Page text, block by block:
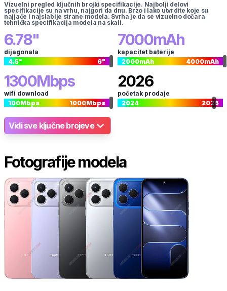
Vizuelni pregled ključnih brojki specifikacije. Najbolji delovi
specifikacije su na vrhu, najgori da dnu. Brzo i lako utvrdite koje su
najjače i najslabije strane modela. Svrha je da se vizuelno dočara
tehnička specifikacija modela na skali.
6.78"
dijagonala
4.5" 6"
7000mAh
kapacitet baterije
2000mAh 4000mAh
1300Mbps
wifi download
100Mbps 1000Mbps
2026
početak prodaje
2024
2026
Vidi sve ključne brojeve
Fotografije modela